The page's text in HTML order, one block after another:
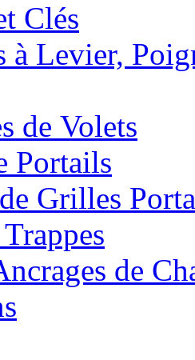
Clés
à Levier,
de Volets
Portails
Grilles
de